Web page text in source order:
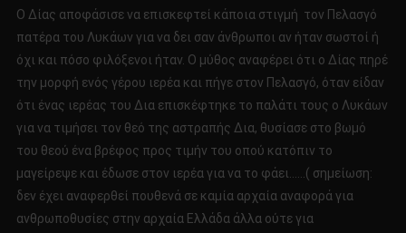
Ο Δίας αποφάσισε να επισκεφτεί κάπoια στιγμή τον Πελασγό
πατέρα του Λυκάων για να δει σαν άνθρωποι αν ήταν σωστοί ή
όχι και πόσο φιλόξενοι ήταν. Ο μύθος αναφέρει ότι ο Δίας πηρέ
την μορφή ενός γέρου ιερέα και πήγε στον Πελασγό, όταν είδαν
ότι ένας ιερέας του Δια επισκέφτηκε το παλάτι τους ο Λυκάων
για να τιμήσει τον θεό της αστραπής Δια, θυσίασε στο βωμό
του θεού ένα βρέφος προς τιμήν του οπού κατόπιν το
μαγείρεψε και έδωσε στον ιερέα για να το φάει……( σημείωση:
δεν έχει αναφερθεί πουθενά σε καμία αρχαία αναφορά για
ανθρωποθυσίες στην αρχαία Ελλάδα άλλα ούτε για